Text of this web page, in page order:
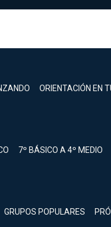
ORIENTACIÓN EN
7º BÁSICO A 4º MEDIO
GRUPOS POPULARES
Inicia sesión.